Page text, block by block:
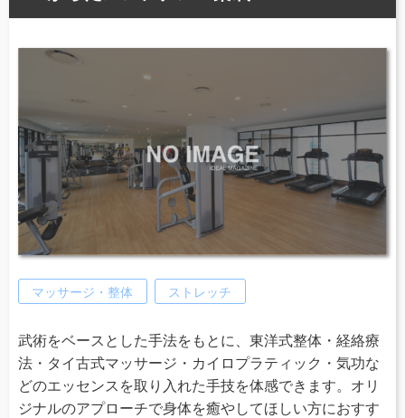
マッサージ・整体 ストレッチ
武術をベースとした手法をもとに、東洋式整体・経絡療
法・タイ古式マッサージ・カイロプラティック・気功な
どのエッセンスを取り入れた手技を体感できます。オリ
ジナルのアプローチで身体を癒やしてほしい方におすす